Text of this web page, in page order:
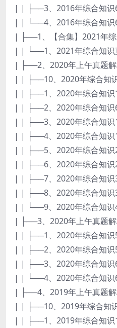
| | ├──3、2016年综合知识
| | └──4、2016年综合知识
| ├──1、【合集】2021年
| | └──1、2021年综合知识
| ├──2、2020年上午真题
| | ├──10、2020年综合知
| | ├──1、2020年综合知识
| | ├──2、2020年综合知识
| | ├──3、2020年综合知识
| | ├──4、2020年综合知识
| | ├──5、2020年综合知识
| | ├──6、2020年综合知识
| | ├──7、2020年综合知识
| | ├──8、2020年综合知识
| | └──9、2020年综合知识
| ├──3、2020年上午真题解
| | ├──1、2020年综合知识
| | ├──2、2020年综合知识
| | ├──3、2020年综合知识
| | └──4、2020年综合知识
| ├──4、2019年上午真题
| | ├──10、2019年综合知
| | ├──1、2019年综合知识